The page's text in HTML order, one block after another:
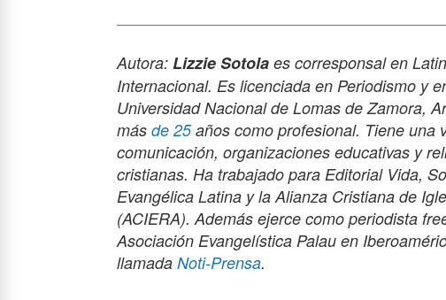
Autora: Lizzie Sotola es corresponsal en
Internacional. Es licenciada en Periodismo y
Universidad Nacional de Lomas de Zamora,
más de 25años como profesional. Tiene una
comunicación, organizaciones educativas y
cristianas. Ha trabajado para Editorial Vida,
Evangélica Latina y la Alianza Cristiana de
(ACIERA). Además ejerce como periodista
Asociación Evangelística Palau en
llamada Noti-Prensa.